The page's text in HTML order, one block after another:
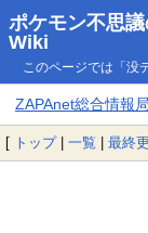
ポケモン不思
Wiki
このページでは「没
ZAPAnet総合情報局
[ トップ| 一覧 | 最終